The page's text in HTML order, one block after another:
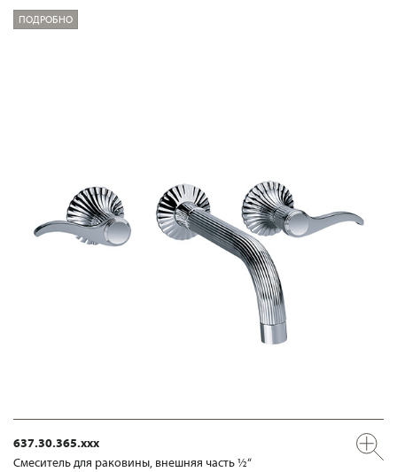
ПОДРОБНО
637.30.365.xxx
Смеситель для раковины, внешняя часть ½“